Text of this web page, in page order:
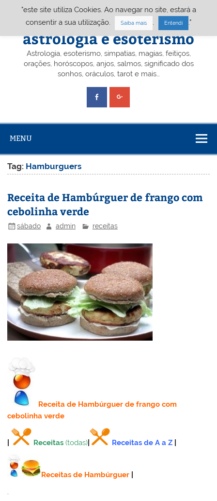
Portal A&E – Portal
astrologia e esoterismo
Astrologia, esoterismo, simpatias, magias, feitiços,
orações, horóscopos, anjos, salmos, significado dos
sonhos, oráculos, tarot e mais…
MENU
Tag: Hamburguers
Receita de Hambúrguer de frango com
cebolinha verde
sábado admin receitas
Receitade Hambúrguer de frango com
cebolinha verde
Receitas (todas) Receitas de A a Z
Receitas de Hambúrguer
.
"este site utiliza Cookies. Ao navegar no site, estará a
consentir a sua utilização.
Saiba mais Entendi ."